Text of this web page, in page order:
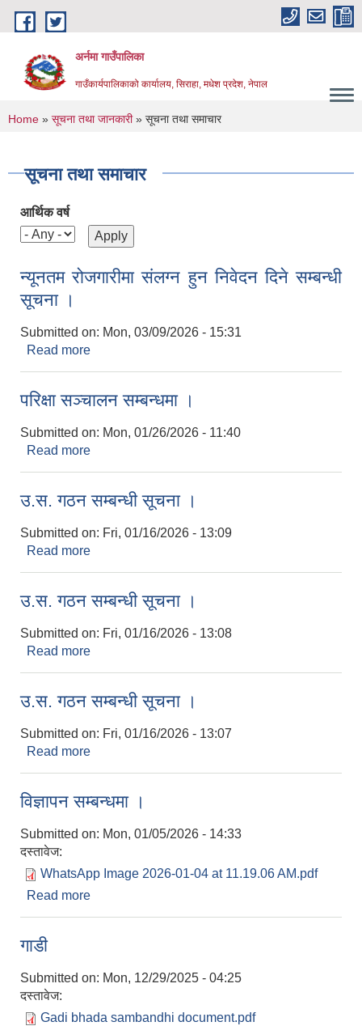
Skip to main content
अर्नमा गाउँपालिका
गाउँकार्यपालिकाको कार्यालय, सिराहा, मधेश प्रदेश, नेपाल
You are here
Home » सूचना तथा जानकारी» सूचना तथा समाचार
सूचना तथा समाचार
आर्थिक वर्ष
न्यूनतम रोजगारीमा संलग्न हुन निवेदन दिने सम्बन्धी
सूचना ।
Submitted on: Mon, 03/09/2026 - 15:31
Read more
परिक्षा सञ्चालन सम्बन्धमा ।
Submitted on: Mon, 01/26/2026 - 11:40
Read more
उ.स. गठन सम्बन्धी सूचना ।
Submitted on: Fri, 01/16/2026 - 13:09
Read more
उ.स. गठन सम्बन्धी सूचना ।
Submitted on: Fri, 01/16/2026 - 13:08
Read more
उ.स. गठन सम्बन्धी सूचना ।
Submitted on: Fri, 01/16/2026 - 13:07
Read more
विज्ञापन सम्बन्धमा ।
Submitted on: Mon, 01/05/2026 - 14:33
दस्तावेज:
WhatsApp Image 2026-01-04 at 11.19.06 AM.pdf
Read more
गाडी
Submitted on: Mon, 12/29/2025 - 04:25
दस्तावेज:
Gadi bhada sambandhi document.pdf